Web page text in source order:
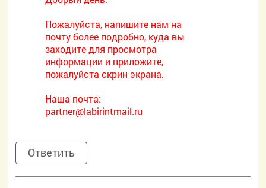
Пожалуйста, напишите нам на
почту более подробно, куда вы
заходите для просмотра
информации и приложите,
пожалуйста скрин экрана.
Наша почта:
partner@labirintmail.ru
Ответить